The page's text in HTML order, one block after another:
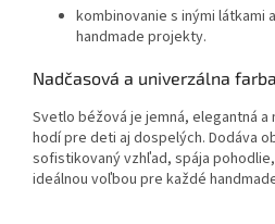
kombinovanie s inými látkami
handmade projekty.
Nadčasová a univerzálna farba
Svetlo béžová je jemná, elegantná
hodí pre deti aj dospelých. Dodáva
sofistikovaný vzhľad, spája
ideálnou voľbou pre každé